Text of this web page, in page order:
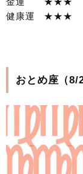
健康運 ★★★
おとめ座（8/